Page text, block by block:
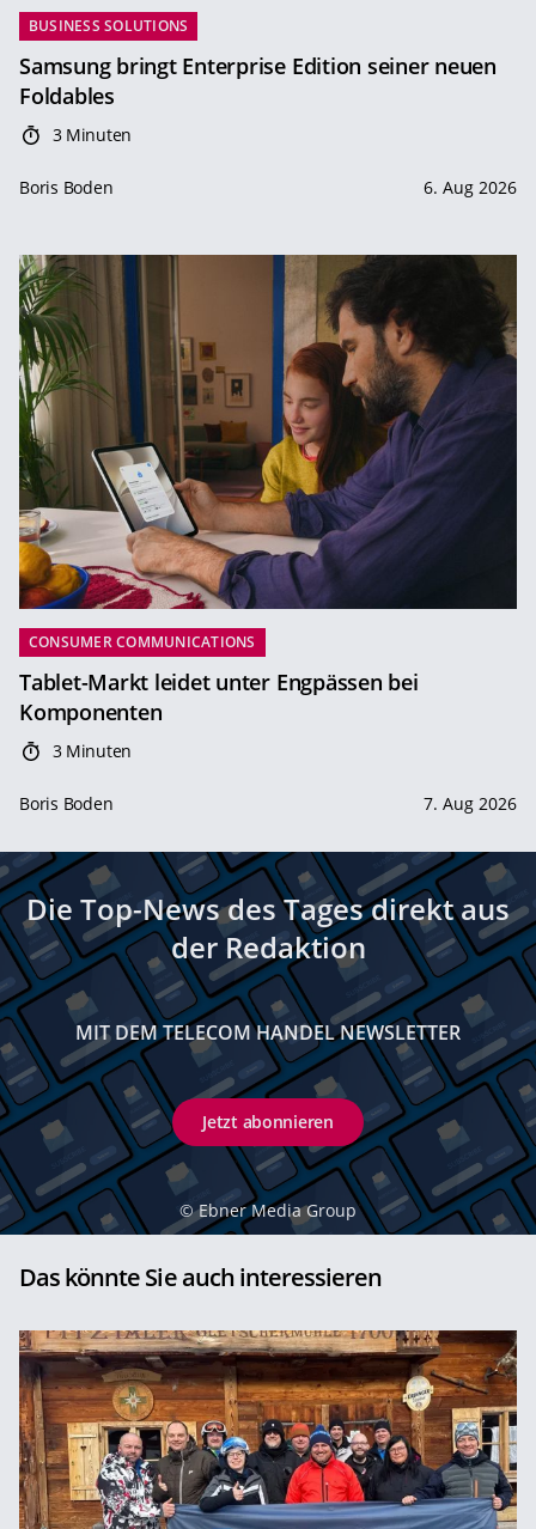
BUSINESS SOLUTIONS
Samsung bringt Enterprise Edition seiner neuen
Foldables
3 Minuten
Boris Boden 6. Aug 2026
CONSUMER COMMUNICATIONS
Tablet-Markt leidet unter Engpässen bei
Komponenten
3 Minuten
Boris Boden 7. Aug 2026
Die Top-News des Tages direkt aus
der Redaktion
MIT DEM TELECOM HANDEL NEWSLETTER
Jetzt abonnieren
© Ebner Media Group
Das könnte Sie auch interessieren